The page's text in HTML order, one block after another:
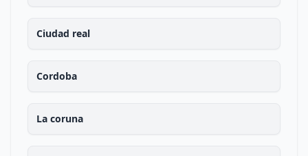
Ciudad real
Cordoba
La coruna